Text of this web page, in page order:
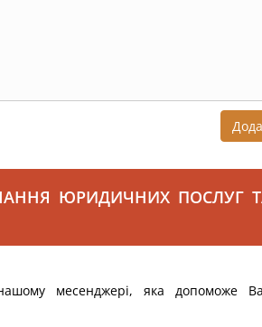
ЮРИДИЧНИХ ПОСЛУГ
месенджері, яка допоможе